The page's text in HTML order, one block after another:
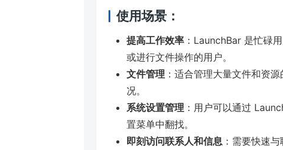
使用场景：
提高工作效率 ：LaunchBar 是忙碌
或进行文件操作的用户。
文件管理 ：适合管理大量文件和资
况。
系统设置管理 ：用户可以通过
置菜单中翻找。
即刻访问联系人和信息 ：需要快速